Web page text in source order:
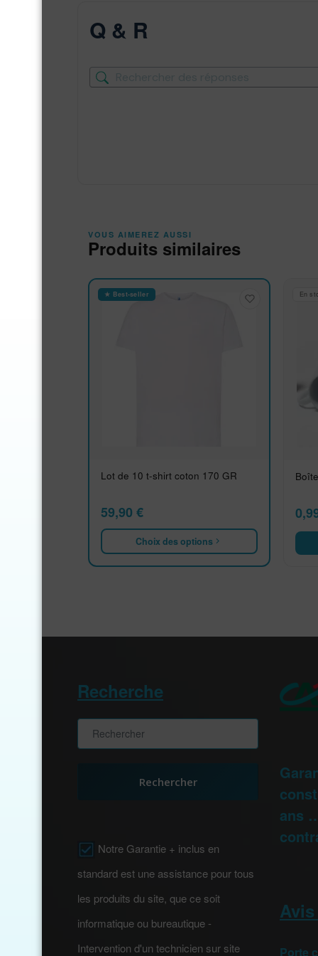
Q & R
VOUS AIMEREZ AUSSI
Produits similaires
★ Best-seller
Lot de 10 t-shirt coton 170 GR
59,90 €
Choix des options
En
Recherche
Rechercher
Notre Garantie + inclus en
standard est une assistance pour tous
les produits du site, que ce soit
informatique ou bureautique -
Intervention d'un technicien sur site
ans
Porte